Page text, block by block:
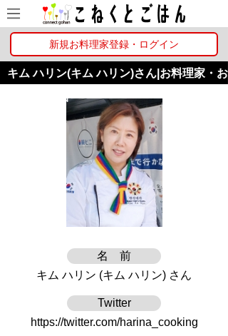
新規お料理家登録・ログイン
キム ハリン(キム ハリン)さん|お料理家・お
料理教室詳細
名 前
キム ハリン (キム ハリン) さん
Twitter
https://twitter.com/harina_cooking